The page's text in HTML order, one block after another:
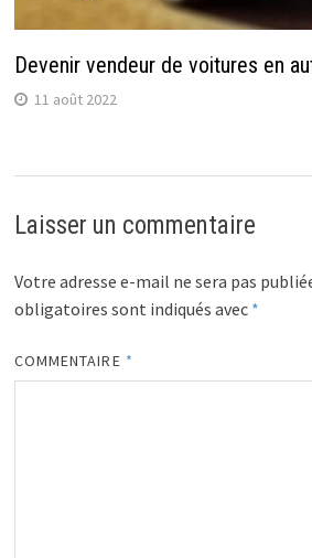
Devenir vendeur de voitures en
11 août 2022
Laisser un commentaire
Votre adresse e-mail ne sera pas
obligatoires sont indiqués avec *
COMMENTAIRE *